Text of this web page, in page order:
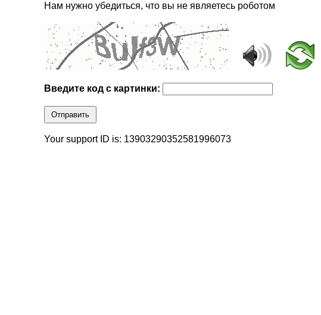
Нам нужно убедиться, что вы не являетесь роботом
Введите код с картинки:
Отправить
Your support ID is: 13903290352581996073